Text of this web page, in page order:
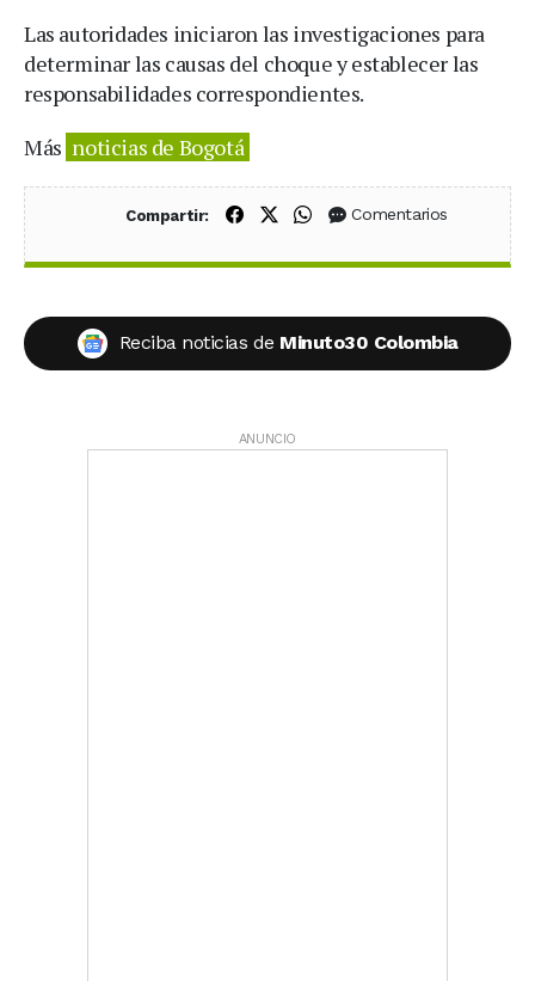
Las autoridades iniciaron las investigaciones para
determinar las causas del choque y establecer las
responsabilidades correspondientes.
Más noticias de Bogotá
Compartir: Compartir en Facebook
Compartir en X (Twitter)
Compartir en WhatsApp
Comentarios
Reciba noticias de Minuto30 Colombia
ANUNCIO